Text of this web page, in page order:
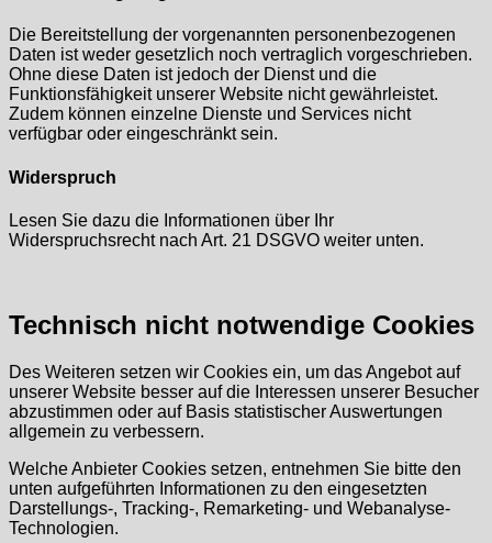
Die Bereitstellung der vorgenannten personenbezogenen
Daten ist weder gesetzlich noch vertraglich vorgeschrieben.
Ohne diese Daten ist jedoch der Dienst und die
Funktionsfähigkeit unserer Website nicht gewährleistet.
Zudem können einzelne Dienste und Services nicht
verfügbar oder eingeschränkt sein.
Widerspruch
Lesen Sie dazu die Informationen über Ihr
Widerspruchsrecht nach Art. 21 DSGVO weiter unten.
Technisch nicht notwendige Cookies
Des Weiteren setzen wir Cookies ein, um das Angebot auf
unserer Website besser auf die Interessen unserer Besucher
abzustimmen oder auf Basis statistischer Auswertungen
allgemein zu verbessern.
Welche Anbieter Cookies setzen, entnehmen Sie bitte den
unten aufgeführten Informationen zu den eingesetzten
Darstellungs-, Tracking-, Remarketing- und Webanalyse-
Technologien.